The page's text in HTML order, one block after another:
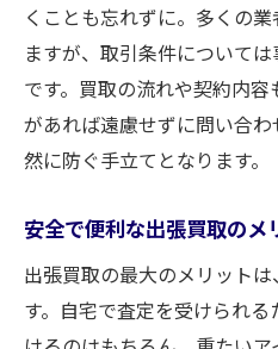
くことも忘れずに。多くの
ますが、取引条件について
です。買取の流れや契約内
があれば遠慮せずに問い合
然に防ぐ手立てとなります。
安全で便利な出張買取のメ
出張買取の最大のメリット
す。自宅で査定を受けられ